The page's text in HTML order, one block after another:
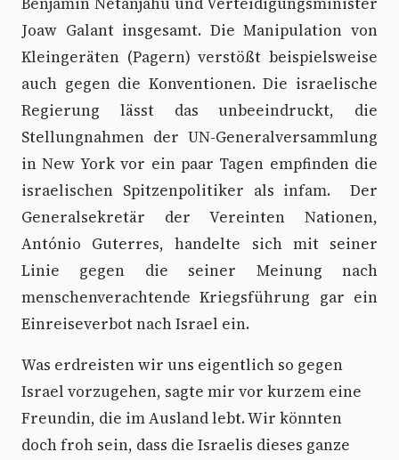
Joaw Galant insgesamt. Die Manipulation von
Kleingeräten (Pagern) verstößt beispielsweise
auch gegen die Konventionen. Die israelische
Regierung lässt das unbeeindruckt, die
Stellungnahmen der UN-Generalversammlung
in New York vor ein paar Tagen empfinden die
israelischen Spitzenpolitiker als infam. Der
Generalsekretär der Vereinten Nationen,
António Guterres, handelte sich mit seiner
Linie gegen die seiner Meinung nach
menschenverachtende Kriegsführung gar ein
Einreiseverbot nach Israel ein.
Was erdreisten wir uns eigentlich so gegen
Israel vorzugehen, sagte mir vor kurzem eine
Freundin, die im Ausland lebt. Wir könnten
doch froh sein, dass die Israelis dieses ganze